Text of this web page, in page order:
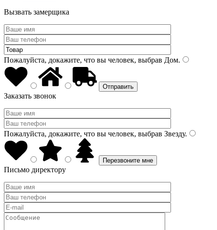
Вызвать замерщика
Пожалуйста, докажите, что вы человек, выбрав Дом.
Заказать звонок
Пожалуйста, докажите, что вы человек, выбрав Звезду.
Письмо директору